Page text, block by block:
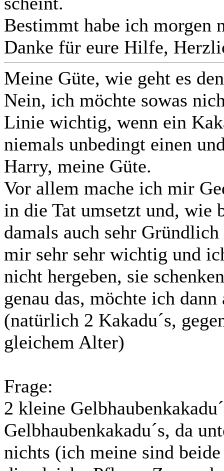
Bestimmt habe ich morgen
Danke für eure Hilfe,
Meine Güte, wie geht es
Nein, ich möchte sowas
Linie wichtig, wenn ein
niemals unbedingt einen
Harry, meine Güte.
Vor allem mache ich mir
in die Tat umsetzt und, wie
damals auch sehr
mir sehr sehr wichtig und
nicht hergeben, sie
genau das, möchte ich
(natürlich 2 Kakadu´s,
gleichem Alter)
Frage:
2 kleine
Gelbhaubenkakadu´s, da
nichts (ich meine sind